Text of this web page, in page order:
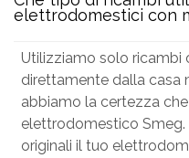
elettrodomestici con
Utilizziamo solo ricambi
direttamente dalla casa
abbiamo la certezza
elettrodomestico
originali il tuo